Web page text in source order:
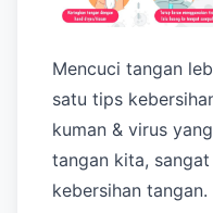
Mencuci tangan
satu tips
kuman & virus
tangan kita,
kebersihan